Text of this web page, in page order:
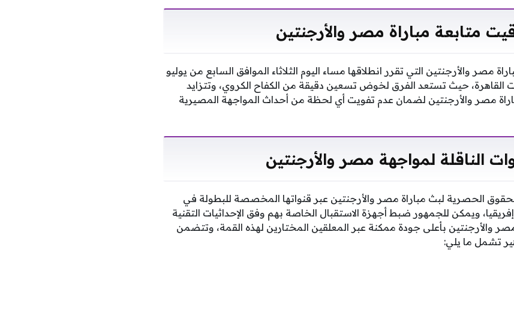
متابعة مباراة مصر والأرجنتين
مصر والأرجنتين التي تقرر انطلاقها مساء اليوم الثلاثاء الموافق السابع من يوليو
القاهرة، حيث تستعد الفرق لخوض تسعين دقيقة من الكفاح الكروي، وتتزايد
مصر والأرجنتين لضمان عدم تفويت أي لحظة من أحداث المواجهة المصيرية
الناقلة لمواجهة مصر والأرجنتين
الحصرية لبث مباراة مصر والأرجنتين عبر قنواتها المخصصة للبطولة في
ويمكن للجمهور ضبط أجهزة الاستقبال الخاصة بهم وفق الإحداثيات التقنية
والأرجنتين بأعلى جودة ممكنة عبر المعلقين المختارين لهذه القمة، وتتضمن
تشمل ما يلي: